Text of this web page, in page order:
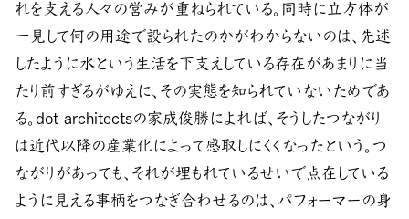
れを支える人々の営みが重ねられている。同時に立方体が
一見して何の用途で設られたのかがわからないのは、先述
したように水という生活を下支えしている存在があまりに当
たり前すぎるがゆえに、その実態を知られていないためであ
る。dot architectsの家成俊勝によれば、そうしたつながり
は近代以降の産業化によって感取しにくくなったという。つ
ながりがあっても、それが埋もれているせいで点在している
ように見える事柄をつなぎ合わせるのは、パフォーマーの身